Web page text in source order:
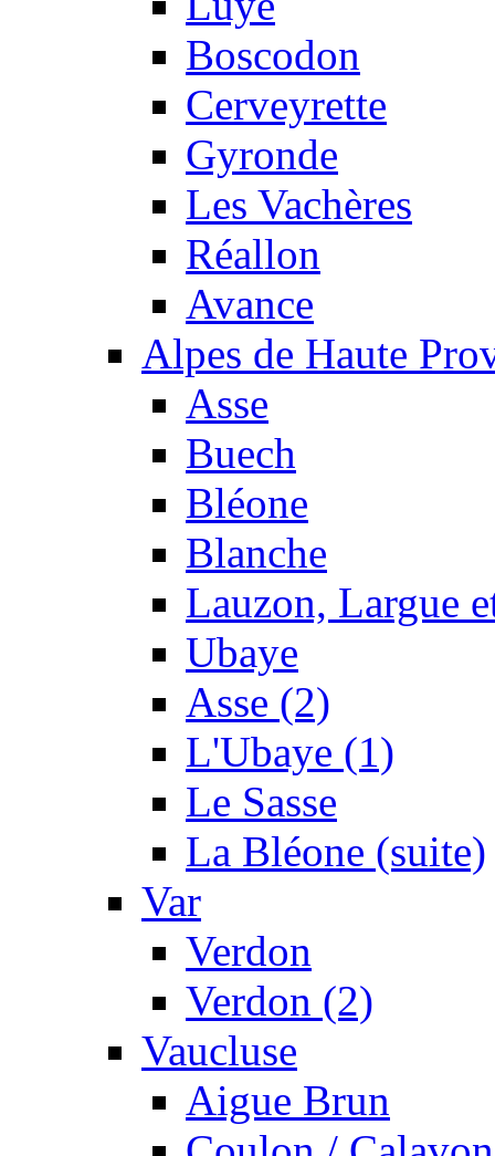
Boscodon
Cerveyrette
Gyronde
Les Vachères
Réallon
Avance
Alpes de Haute
Asse
Buech
Bléone
Blanche
Lauzon, Largue
Ubaye
Asse (2)
L'Ubaye (1)
Le Sasse
La Bléone (suite)
Var
Verdon
Verdon (2)
Vaucluse
Aigue Brun